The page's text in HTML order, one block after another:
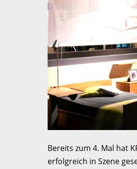
Bereits zum 4. Mal hat
erfolgreich in Szene